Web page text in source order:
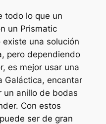
todo lo que un
un Prismatic
una solución
pero dependiendo
es mejor usar una
Galáctica, encantar
un anillo de bodas
Con estos
ser de gran